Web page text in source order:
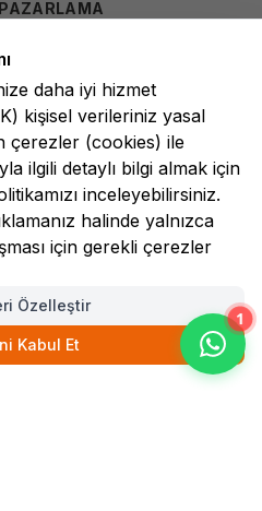
1
daha iyi hizmet
kişisel verileriniz yasal
çerezler (cookies) ile
ilgili detaylı bilgi almak için
inceleyebilirsiniz.
halinde yalnızca
için gerekli çerezler
Özelleştir
Kabul Et